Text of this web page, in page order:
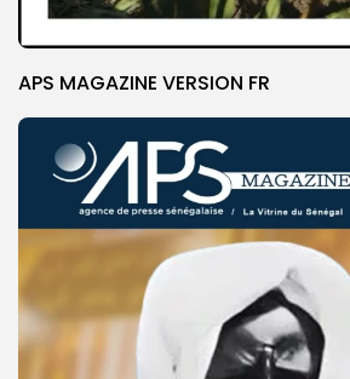
APS MAGAZINE VERSION FR